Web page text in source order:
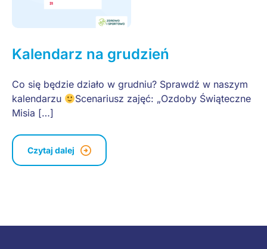
Kalendarz na grudzień
Co się będzie działo w grudniu? Sprawdź w naszym
kalendarzu
Scenariusz zajęć: „Ozdoby Świąteczne
Misia […]
Czytaj dalej